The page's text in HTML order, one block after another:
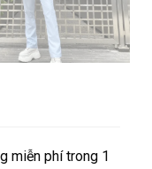
miễn phí trong 1